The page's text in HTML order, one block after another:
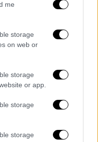
me
storage
on web or
storage
or app.
storage
storage
σε μικρή
ενηλίκων και
εργαλεία
προσφορές και
ζωής που
υποδηλώνουν
στηνκοντινή ακτή
πάρκου. Θα